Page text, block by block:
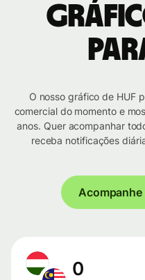
O nosso gráfico de HUF
comercial do momento e
anos. Quer acompanhar
receba notificações
Acompanhe
0